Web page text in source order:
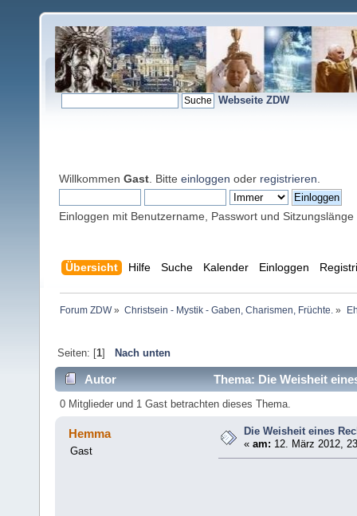
Webseite ZDW
Willkommen Gast . Bitte einloggen oder registrieren
Einloggen mit Benutzername, Passwort und Sitzungslänge
Übersicht Hilfe Suche Kalender Einloggen
Forum ZDW» Christsein - Mystik - Gaben, Charismen, Früchte. »
Seiten: [1] Nach unten
Autor Thema: Die Weisheit
0 Mitglieder und 1 Gast betrachten dieses Thema.
Hemma
Gast
Die Weisheit eines
«am: 12. März 2012,